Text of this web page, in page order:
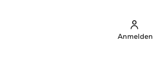
Anmelden